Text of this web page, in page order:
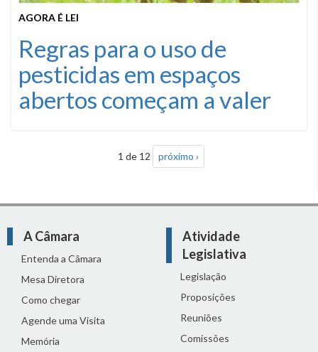
AGORA É LEI
Regras para o uso de
pesticidas em espaços
abertos começam a valer
1 de 12 próximo ›
A Câmara
Entenda a Câmara
Mesa Diretora
Como chegar
Agende uma Visita
Memória
Atividade
Legislativa
Legislação
Proposições
Reuniões
Comissões